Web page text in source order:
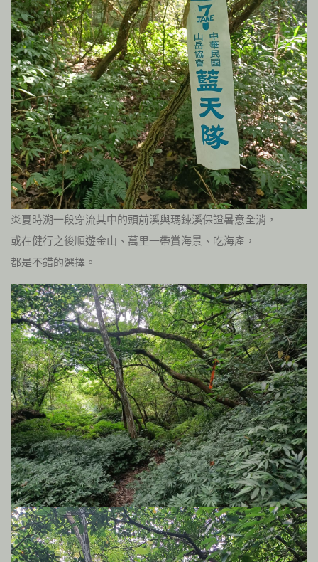
炎夏時溯一段穿流其中的頭前溪與瑪鋉溪保證暑意全消，
或在健行之後順遊金山、萬里一帶賞海景、吃海產，
都是不錯的選擇。